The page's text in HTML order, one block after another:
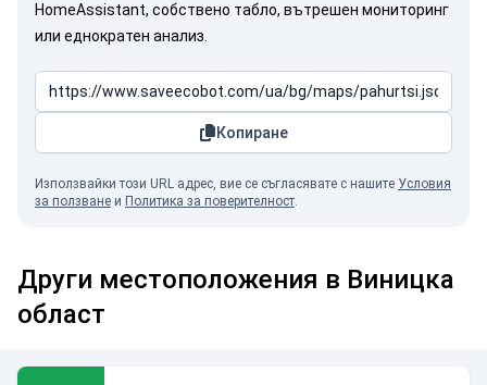
HomeAssistant, собствено табло, вътрешен мониторинг
или еднократен анализ.
Копиране
Използвайки този URL адрес, вие се съгласявате с нашите Условия
за ползване и Политика за поверителност.
Други местоположения в Виницка
област